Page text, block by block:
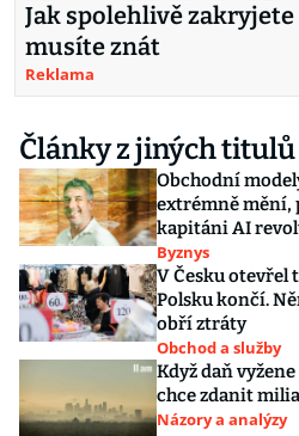
Jak spolehlivě zakryjete
musíte znát
Reklama
Články z jiných titulů
Obchodní
extrémně mění,
kapitáni AI
Byznys
V Česku otevřel
Polsku končí.
obří ztráty
Obchod a služby
Když daň
chce zdanit
Názory a analýzy